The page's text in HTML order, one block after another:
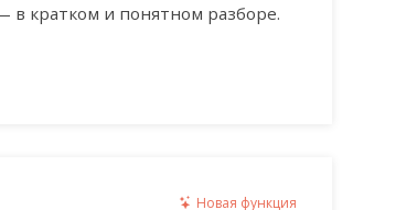
в кратком и понятном разборе.
Новая функция